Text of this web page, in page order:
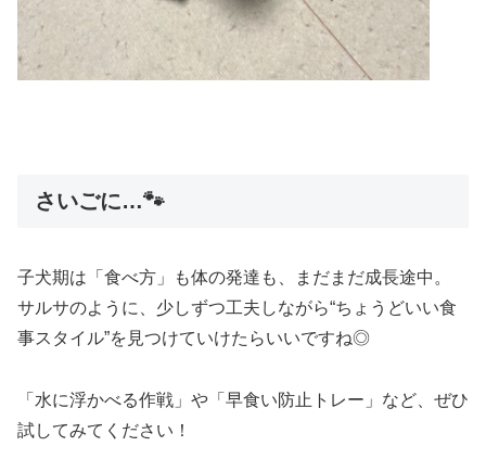
さいごに…🐾
子犬期は「食べ方」も体の発達も、まだまだ成長途中。
サルサのように、少しずつ工夫しながら“ちょうどいい食
事スタイル”を見つけていけたらいいですね◎
「水に浮かべる作戦」や「早食い防止トレー」など、ぜひ
試してみてください！